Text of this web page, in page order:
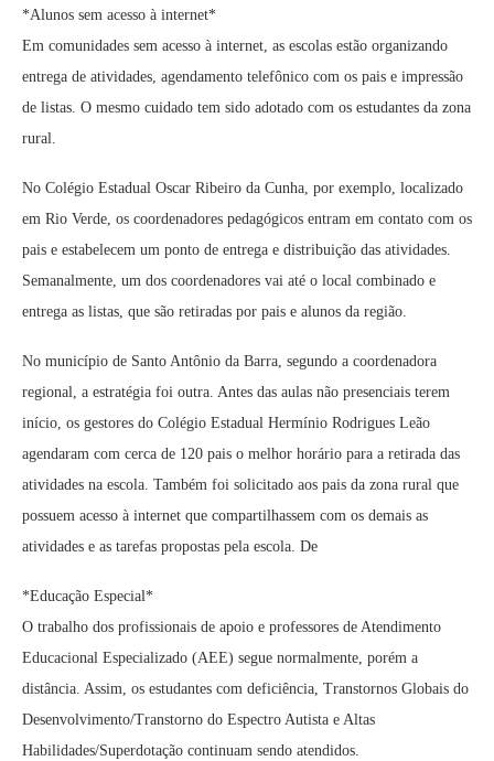
*Alunos sem acesso à internet*
Em comunidades sem acesso à internet, as escolas estão organizando
entrega de atividades, agendamento telefônico com os pais e impressão
de listas. O mesmo cuidado tem sido adotado com os estudantes da zona
rural.
No Colégio Estadual Oscar Ribeiro da Cunha, por exemplo, localizado
em Rio Verde, os coordenadores pedagógicos entram em contato com os
pais e estabelecem um ponto de entrega e distribuição das atividades.
Semanalmente, um dos coordenadores vai até o local combinado e
entrega as listas, que são retiradas por pais e alunos da região.
No município de Santo Antônio da Barra, segundo a coordenadora
regional, a estratégia foi outra. Antes das aulas não presenciais terem
início, os gestores do Colégio Estadual Hermínio Rodrigues Leão
agendaram com cerca de 120 pais o melhor horário para a retirada das
atividades na escola. Também foi solicitado aos pais da zona rural que
possuem acesso à internet que compartilhassem com os demais as
atividades e as tarefas propostas pela escola. De
*Educação Especial*
O trabalho dos profissionais de apoio e professores de Atendimento
Educacional Especializado (AEE) segue normalmente, porém a
distância. Assim, os estudantes com deficiência, Transtornos Globais do
Desenvolvimento/Transtorno do Espectro Autista e Altas
Habilidades/Superdotação continuam sendo atendidos.